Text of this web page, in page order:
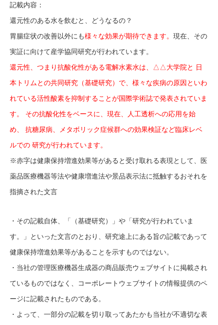
記載内容：
還元性のある水を飲むと、どうなるの？
胃腸症状の改善以外にも様々な効果が期待できます。 現在、その
実証に向けて産学協同研究が行われています。
還元性、つまり抗酸化性がある電解水素水は、△△大学院と 日
本トリムとの共同研究（基礎研究）で、様々な疾病の原因といわ
れている活性酸素を抑制することが国際学術誌で発表されていま
す。 その抗酸化性をベースに、現在、人工透析への応用を始
め、 抗糖尿病、メタボリック症候群への効果検証など臨床レベ
ルでの 研究が行われています。
※赤字は健康保持増進効果等があると受け取れる表現として、医
薬品医療機器等法や健康増進法や景品表示法に抵触するおそれを
指摘された文言
・その記載自体、「（基礎研究）」や「研究が行われていま
す。」といった文言のとおり、研究途上にある旨の記載であって
健康保持増進効果等があることを示すものではない。
・当社の管理医療機器生成器の商品販売ウェブサイトに掲載され
ているものではなく、コーポレートウェブサイトの情報提供のペ
ージに記載されたものである。
・よって、一部分の記載を切り取ってあたかも当社が不適切な表